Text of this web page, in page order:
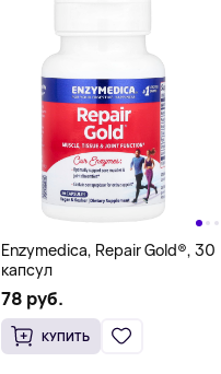
Enzymedica, Repair Gold®, 30
капсул
78 руб.
КУПИТЬ